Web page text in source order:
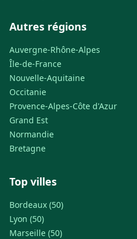
Autres régions
Auvergne-Rhône-Alpes
Île-de-France
Nouvelle-Aquitaine
Occitanie
Provence-Alpes-Côte d'Azur
Grand Est
Normandie
Bretagne
Top villes
Bordeaux (50)
Lyon (50)
Marseille (50)